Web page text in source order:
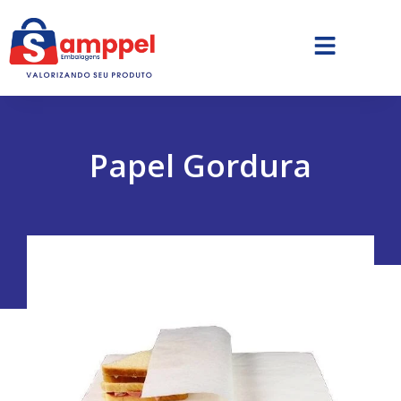
Papel Gordura